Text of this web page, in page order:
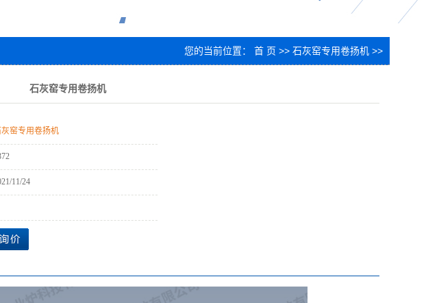
您的当前位置： 首 页 >> 石灰窑专用卷扬机 >>
石灰窑专用卷扬机
窑专用卷扬机
11/24